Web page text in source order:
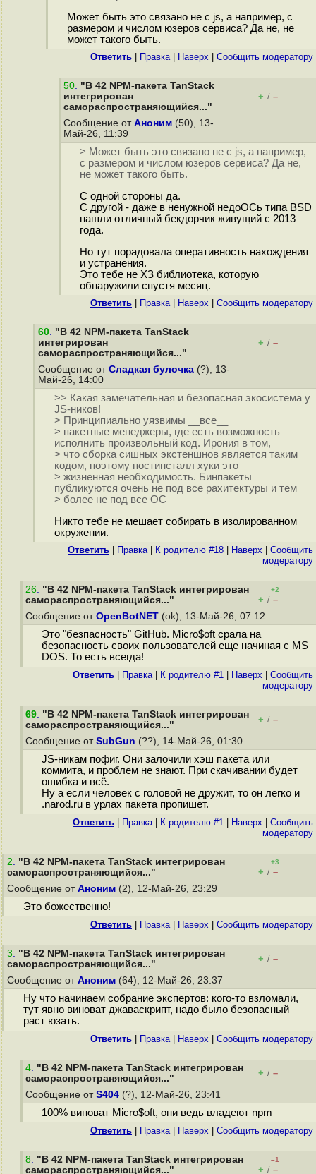
Может быть это связано не с js, а например, с
размером и числом юзеров сервиса? Да не, не
может такого быть.
Ответить Правка| Наверх Cообщить модератору
50. "В 42 NPM-пакета TanStack
интегрирован
самораспространяющийся..."
+ / –
Сообщение от Аноним (50), 13-
Май-26, 11:39
> Может быть это связано не с js, а например,
с размером и числом юзеров сервиса? Да не,
не может такого быть.
С одной стороны да.
С другой - даже в ненужной недоОСь типа BSD
нашли отличный бекдорчик живущий с 2013
года.
Но тут порадовала оперативность нахождения
и устранения.
Это тебе не ХЗ библиотека, которую
обнаружили спустя месяц.
Ответить Правка| Наверх Cообщить модератору
60. "В 42 NPM-пакета TanStack
интегрирован
самораспространяющийся..."
+ / –
Сообщение от Сладкая булочка (?), 13-
Май-26, 14:00
>> Какая замечательная и безопасная экосистема у
JS-ников!
> Принципиально уязвимы __все__
> пакетные менеджеры, где есть возможность
исполнить произвольный код. Ирония в том,
> что сборка сишных экстеншнов является таким
кодом, поэтому постинсталл хуки это
> жизненная необходимость. Бинпакеты
публикуются очень не под все рахитектуры и тем
> более не под все ОС
Никто тебе не мешает собирать в изолированном
окружении.
Ответить Правка| К родителю #18 Наверх
Cообщить
модератору
26. "В 42 NPM-пакета TanStack интегрирован
самораспространяющийся..."
+2
+ / –
Сообщение от OpenBotNET (ok), 13-Май-26, 07:12
Это "безпасность" GitHub. Micro$oft срала на
безопасность своих пользователей еще начиная с MS
DOS. То есть всегда!
Ответить Правка| К родителю #1 Наверх
Cообщить
модератору
69. "В 42 NPM-пакета TanStack интегрирован
самораспространяющийся..."
+ / –
Сообщение от SubGun (??), 14-Май-26, 01:30
JS-никам пофиг. Они залочили хэш пакета или
коммита, и проблем не знают. При скачивании будет
ошибка и всё.
Ну а если человек с головой не дружит, то он легко и
.narod.ru в урлах пакета пропишет.
Ответить Правка| К родителю #1 Наверх
Cообщить
модератору
2. "В 42 NPM-пакета TanStack интегрирован
самораспространяющийся..."
+3
+ / –
Сообщение от Аноним (2), 12-Май-26, 23:29
Это божественно!
Ответить Правка| Наверх Cообщить модератору
3. "В 42 NPM-пакета TanStack интегрирован
самораспространяющийся..."
+ / –
Сообщение от Аноним (64), 12-Май-26, 23:37
Ну что начинаем собрание экспертов: кого-то взломали,
тут явно виноват джаваскрипт, надо было безопасный
раст юзать.
Ответить Правка| Наверх Cообщить модератору
4. "В 42 NPM-пакета TanStack интегрирован
самораспространяющийся..."
+ / –
Сообщение от S404 (?), 12-Май-26, 23:41
100% виноват Micro$oft, они ведь владеют npm
Ответить Правка| Наверх Cообщить модератору
8. "В 42 NPM-пакета TanStack интегрирован
самораспространяющийся..."
–1
+ / –